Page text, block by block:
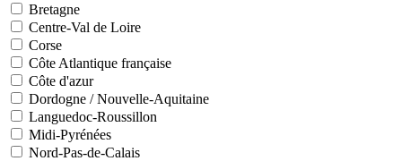
Bretagne
Centre-Val de Loire
Corse
Côte Atlantique française
Côte d'azur
Dordogne / Nouvelle-Aquitaine
Languedoc-Roussillon
Midi-Pyrénées
Nord-Pas-de-Calais